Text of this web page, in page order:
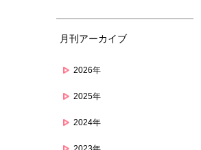
月刊アーカイブ
2026年
2025年
2024年